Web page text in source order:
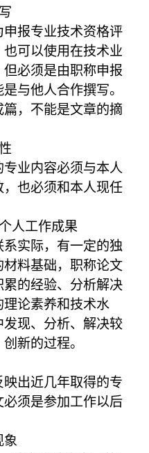
报专业技术资格评
可以使用在技术业
必须是由职称申报
与他人合作撰写。
，不能是文章的摘
业内容必须与本人
也必须和本人现任
人工作成果
实际，有一定的独
料基础，职称论文
的经验、分析解决
论素养和技术水
现、分析、解决较
新的过程。
出近几年取得的专
须是参加工作以后
象